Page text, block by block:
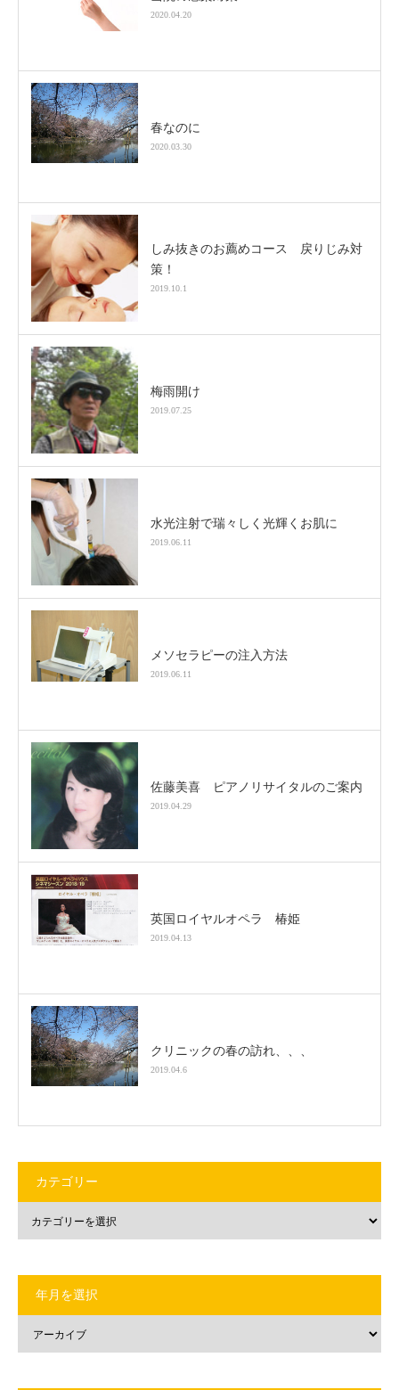
2020.04.20
春なのに
2020.03.30
しみ抜きのお薦めコース 戻りじみ対
策！
2019.10.1
梅雨開け
2019.07.25
水光注射で瑞々しく光輝くお肌に
2019.06.11
メソセラピーの注入方法
2019.06.11
佐藤美喜 ピアノリサイタルのご案内
2019.04.29
英国ロイヤルオペラ 椿姫
2019.04.13
クリニックの春の訪れ、、、
2019.04.6
カテゴリー
年月を選択